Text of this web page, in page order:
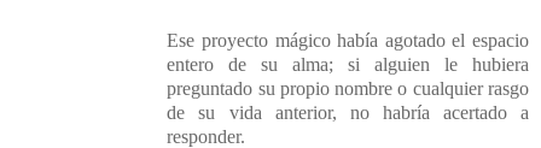
Ese proyecto mágico había agotado el espacio
entero de su alma; si alguien le hubiera
preguntado su propio nombre o cualquier rasgo
de su vida anterior, no habría acertado a
responder.